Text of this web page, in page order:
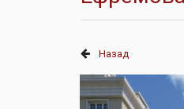
Назад